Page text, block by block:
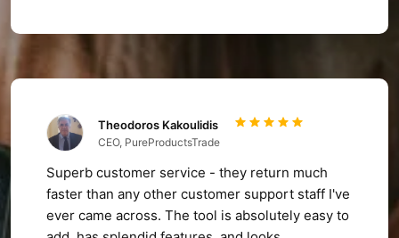
Theodoros Kakoulidis
CEO, PureProductsTrade
Superb customer service - they return much
faster than any other customer support staff I've
ever came across. The tool is absolutely easy to